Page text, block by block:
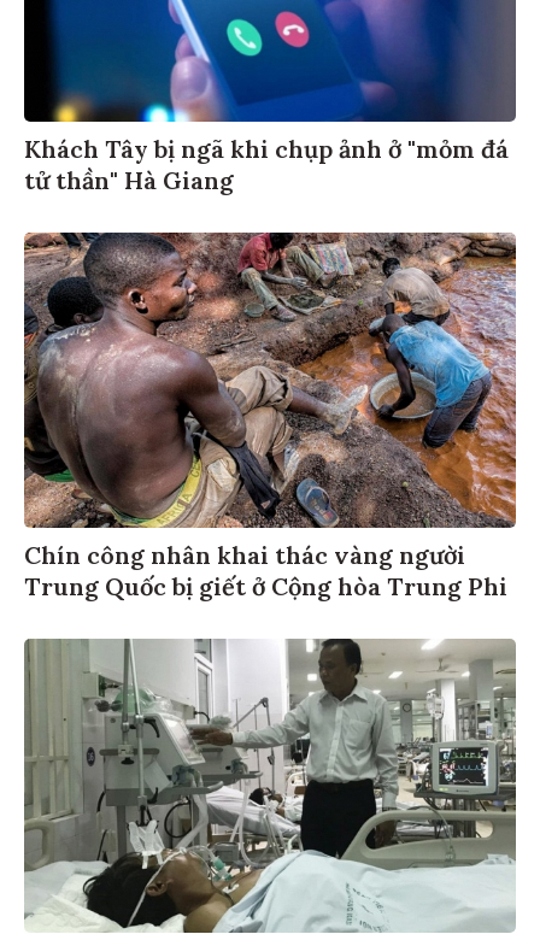
Khách Tây bị ngã khi chụp ảnh ở "mỏm đá
tử thần" Hà Giang
Chín công nhân khai thác vàng người
Trung Quốc bị giết ở Cộng hòa Trung Phi